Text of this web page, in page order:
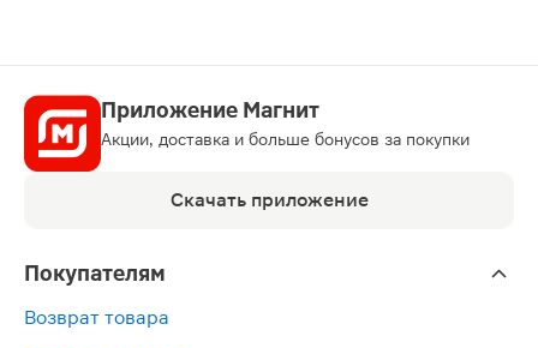
Приложение Магнит
Акции, доставка и больше бонусов за покупки
Скачать приложение
Покупателям
Возврат товара